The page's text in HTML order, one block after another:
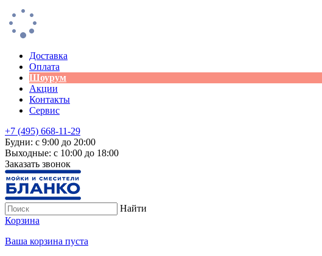
Доставка
Оплата
Шоурум
Акции
Контакты
Сервис
+7 (495) 668-11-29
Будни: с 9:00 до 20:00
Выходные: с 10:00 до 18:00
Заказать звонок
Найти
Корзина
Ваша корзина пуста